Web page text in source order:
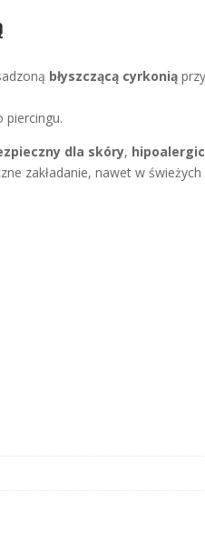
błyszczącą cyrkonią
piercingu.
dla skóry,
zakładanie, nawet w świeżych